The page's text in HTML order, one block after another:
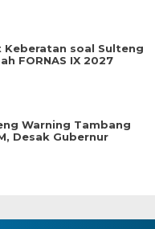
Keberatan soal Sulteng
FORNAS IX 2027
Warning Tambang
Desak Gubernur